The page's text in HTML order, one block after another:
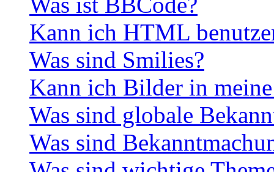
Kann ich HTML
Was sind Smilies?
Kann ich Bilder in
Was sind globale
Was sind